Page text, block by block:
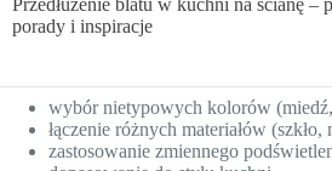
Przedłużenie blatu w kuchni na ścianę –
porady i inspiracje
wybór nietypowych kolorów (miedź,
łączenie różnych materiałów (szkło,
zastosowanie zmiennego